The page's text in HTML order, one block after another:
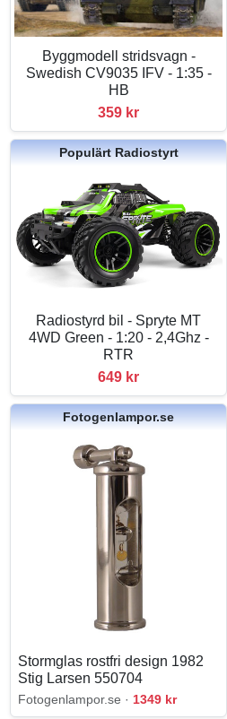
Byggmodell stridsvagn -
Swedish CV9035 IFV - 1:35 -
HB
359 kr
Populärt Radiostyrt
Radiostyrd bil - Spryte MT
4WD Green - 1:20 - 2,4Ghz -
RTR
649 kr
Fotogenlampor.se
Stormglas rostfri design 1982
Stig Larsen 550704
Fotogenlampor.se · 1349 kr